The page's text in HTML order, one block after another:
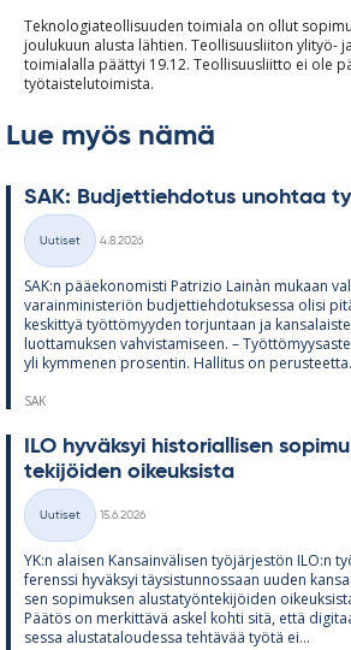
Teknologiateollisuuden toimiala on ollut
joulukuun alusta lähtien. Teollisuusliiton ylityö-
toimialalla päättyi 19.12. Teollisuusliitto ei ole
työtaistelutoimista.
Lue myös nämä
SAK: Bud­jet­tieh­do­tus unoh­taa
Kategoriat
Uutiset
4.8.2026
SAK:n pää­e­ko­no­misti Pat­rizio Lainàn mu­kaan
va­rain­mi­nis­te­riön bud­jet­tieh­do­tuk­sessa olisi
kes­kit­tyä työt­tö­myy­den tor­jun­taan ja
luot­ta­muk­sen vah­vis­ta­mi­seen. –
yli kym­me­nen pro­sen­tin. Hal­li­tus on
SAK
ILO hy­väk­syi his­to­rial­li­sen
te­ki­jöi­den oi­keuk­sista
Kategoriat
Uutiset
15.6.2026
YK:n alai­sen Kan­sain­vä­li­sen työ­jär­jes­tön ILO:n
fe­renssi hy­väk­syi täy­sis­tun­nos­saan uu­den
sen so­pi­muk­sen alus­ta­työn­te­ki­jöi­den
Pää­tös on mer­kit­tävä as­kel kohti sitä, että
sessa alus­ta­ta­lou­dessa teh­tä­vää työtä ei...